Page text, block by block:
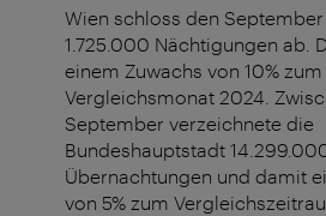
Wien schloss den
1.725.000 Nächtigungen ab.
einem Zuwachs von 10% zum
Vergleichsmonat 2024.
September verzeichnete die
Bundeshauptstadt
Übernachtungen und damit
von 5% zum